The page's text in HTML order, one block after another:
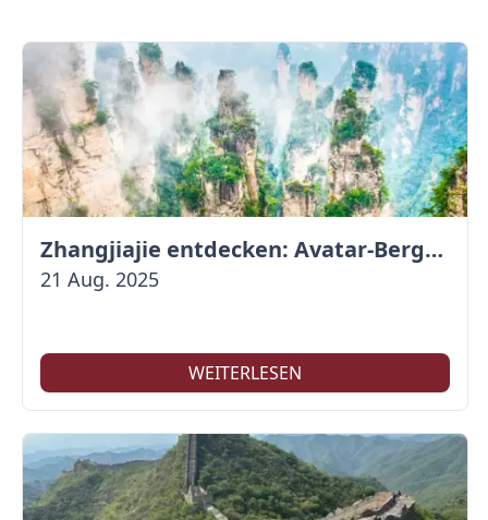
Zhangjiajie entdecken: Avatar-Berge & Altstadt von Fenghuang
21 Aug. 2025
WEITERLESEN